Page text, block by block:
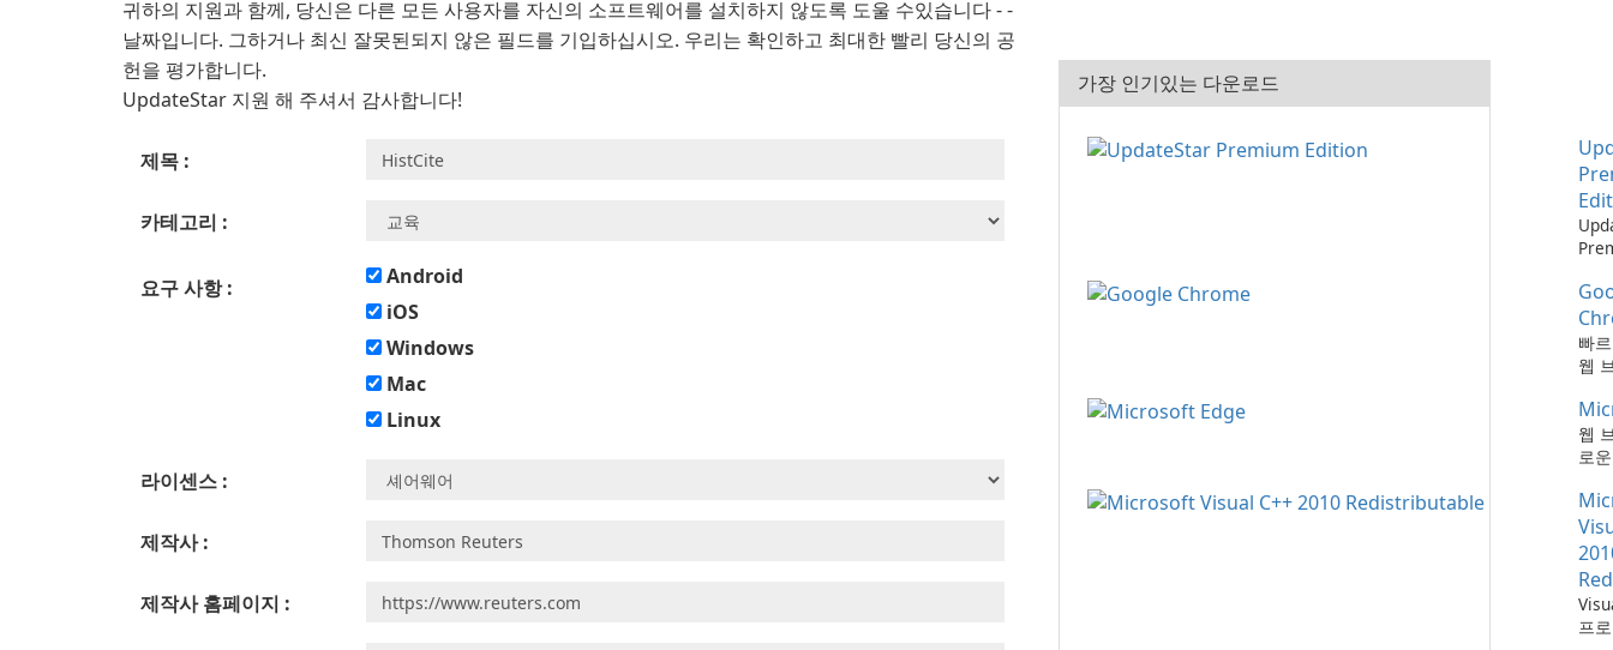
귀하의 지원과 함께, 당신은 다른 모든 사용자를 자신의 소프트웨어를 설치하지 않도록 도울 수있습니다 - -
날짜입니다. 그하거나 최신 잘못된되지 않은 필드를 기입하십시오. 우리는 확인하고 최대한 빨리 당신의 공
헌을 평가합니다.
UpdateStar 지원 해 주셔서 감사합니다!
제목 :
카테고리 :
요구 사항 :
Android
iOS
Windows
Mac
Linux
라이센스 :
제작사 :
제작사 홈페이지 :
가장 인기있는 다운로드
최
하
때
다!
빠
웹
웹
로
프